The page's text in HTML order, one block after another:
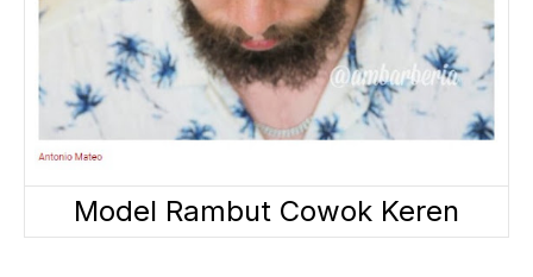
Model Rambut Cowok Keren